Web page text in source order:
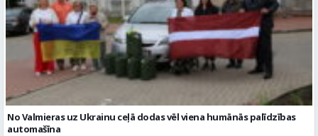
No Valmieras uz Ukrainu ceļā dodas vēl viena humānās palīdzības
automašīna